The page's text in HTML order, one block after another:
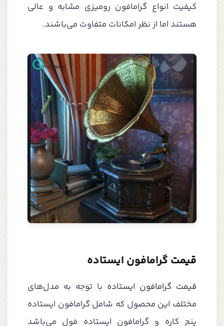
کیفیت انواع گرامافون رومیزی مشابه و عالی
هستند اما از نظر امکانات متفاوت می‌باشند.
قیمت گرامافون ایستاده
قیمت گرامافون ایستاده با توجه به مدل‌های
مختلف این محصول که شامل گرامافون ایستاده
پنج کاره و گرامافون ایستاده فول می‌باشد